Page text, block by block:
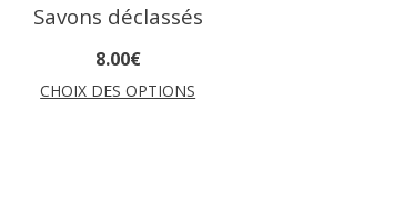
Savons déclassés
8.00€
CHOIX DES OPTIONS